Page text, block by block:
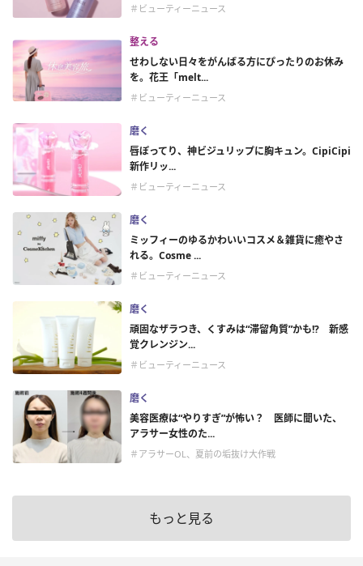
＃ビューティーニュース
整える
せわしない日々をがんばる方にぴったりのお休み
を。花王「melt...
＃ビューティーニュース
磨く
唇ぽってり、神ビジュリップに胸キュン。CipiCipi
新作リッ...
＃ビューティーニュース
磨く
ミッフィーのゆるかわいいコスメ＆雑貨に癒やさ
れる。Cosme ...
＃ビューティーニュース
磨く
頑固なザラつき、くすみは“滞留角質”かも!? 新感
覚クレンジン...
＃ビューティーニュース
磨く
美容医療は“やりすぎ”が怖い？ 医師に聞いた、
アラサー女性のた...
＃アラサーOL、夏前の垢抜け大作戦
もっと見る